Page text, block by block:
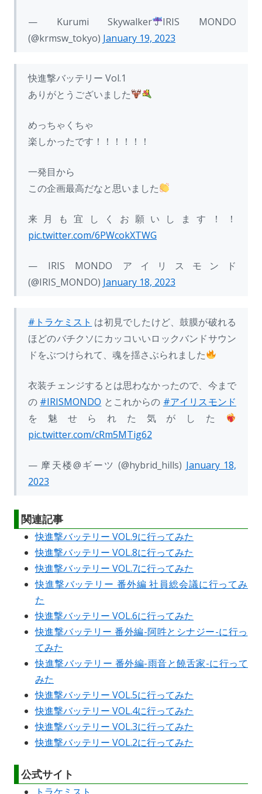
— Kurumi Skywalker
IRIS MONDO
(@krmsw_tokyo) January 19, 2023
快進撃バッテリー Vol.1
ありがとうございました
めっちゃくちゃ
楽しかったです！！！！！！
一発目から
この企画最高だなと思いました
来月も宜しくお願いします！！
pic.twitter.com/6PWcokXTWG
— IRIS MONDO アイリスモンド
(@IRIS_MONDO) January 18, 2023
#トラケミスト は初見でしたけど、鼓膜が破れる
ほどのバチクソにカッコいいロックバンドサウン
ドをぶつけられて、魂を揺さぶられました
衣装チェンジするとは思わなかったので、今まで
の #IRISMONDO とこれからの #アイリスモンド
を魅せられた気がした
pic.twitter.com/cRm5MTig62
— 摩天楼@ギーツ (@hybrid_hills) January 18,
2023
関連記事
快進撃バッテリー VOL.9に行ってみた
快進撃バッテリー VOL.8に行ってみた
快進撃バッテリー VOL.7に行ってみた
快進撃バッテリー 番外編 社員総会議に行ってみ
た
快進撃バッテリー VOL.6に行ってみた
快進撃バッテリー 番外編-阿吽とシナジー-に行っ
てみた
快進撃バッテリー 番外編-雨音と饒舌家-に行って
みた
快進撃バッテリー VOL.5に行ってみた
快進撃バッテリー VOL.4に行ってみた
快進撃バッテリー VOL.3に行ってみた
快進撃バッテリー VOL.2に行ってみた
公式サイト